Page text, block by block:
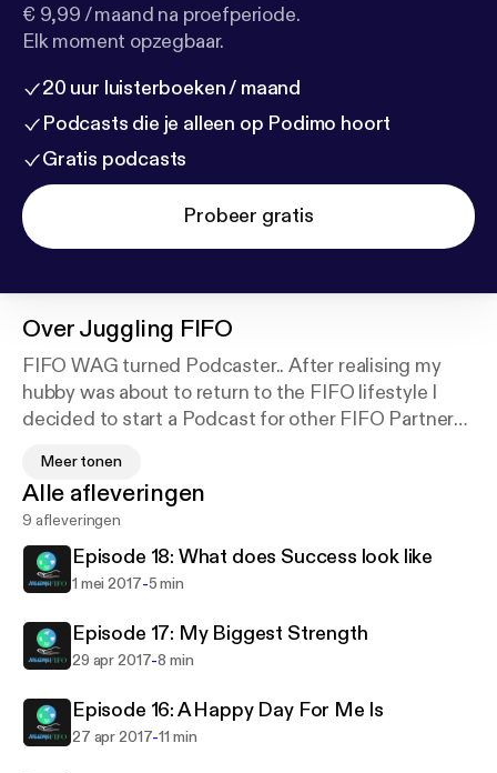
€ 9,99 / maand na proefperiode.
Elk moment opzegbaar.
20 uur luisterboeken / maand
Podcasts die je alleen op Podimo hoort
Gratis podcasts
Probeer gratis
OverJuggling FIFO
FIFO WAG turned Podcaster.. After realising my
hubby was about to return to the FIFO lifestyle I
decided to start a Podcast for other FIFO Partners.
connect and meet other amazing FIFO partners. An
outlet for them to share their stories and help other
FIFO partners who may not have a strong tribe of
their own.
Meer tonen
Alle afleveringen
9 afleveringen
Episode 18: What does Success look like
1 mei 2017-5 min
Episode 17: My Biggest Strength
29 apr 2017-8 min
Episode 16: A Happy Day For Me Is
27 apr 2017-11 min